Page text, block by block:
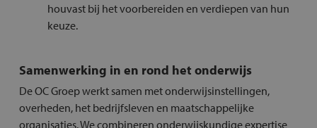
houvast bij het voorbereiden en verdiepen van hun
keuze.
Samenwerking in en rond het onderwijs
De OC Groep werkt samen met onderwijsinstellingen,
overheden, het bedrijfsleven en maatschappelijke
organisaties. We combineren onderwijskundige expertise